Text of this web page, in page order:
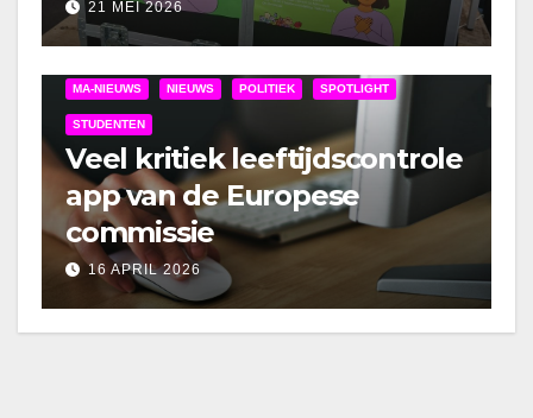
21 MEI 2026
MA-NIEUWS NIEUWS POLITIEK SPOTLIGHT
STUDENTEN
Veel kritiek leeftijdscontrole
app van de Europese
commissie
16 APRIL 2026